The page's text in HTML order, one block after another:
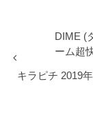
DIME (
ーム超
キラピチ 2019